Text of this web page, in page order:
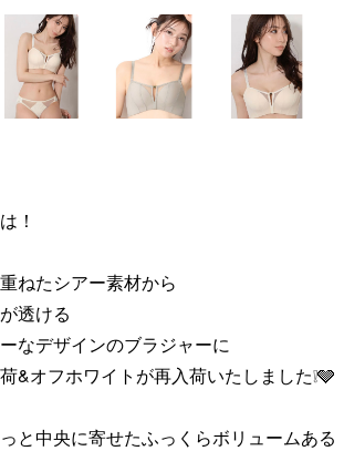
！
ねたシアー素材から
透ける
なデザインのブラジャーに
&オフホワイトが再入荷いたしました❕🩶
と中央に寄せたふっくらボリュームある